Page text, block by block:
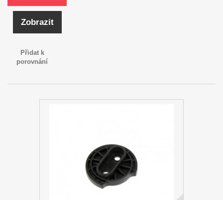
Zobrazit
Přidat k
porovnání